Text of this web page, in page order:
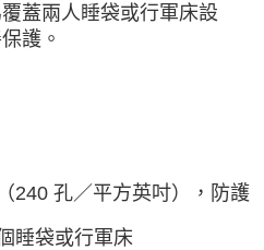
)免運費
免運費
蓋兩人睡袋或行軍床設
護。
240 孔／平方英吋），防護
睡袋或行軍床